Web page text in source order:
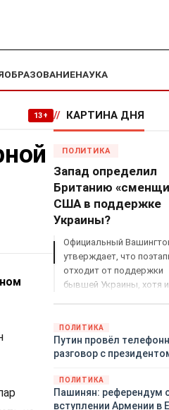
ОБРАЗОВАНИЕНАУКА
13+ // КАРТИНА ДНЯ
ПОЛИТИКА
Запад определил
Британию
США в поддержке
Украины?
Официальный
утверждает, что
отходит от поддержки
бывшей Украины, хотя и
закупленное ранее
Также американская
администрация
киевского режима
которое стремится
ПОЛИТИКА
Путин провёл
разговор с
ПОЛИТИКА
Пашинян: референдум
вступлении Армении в